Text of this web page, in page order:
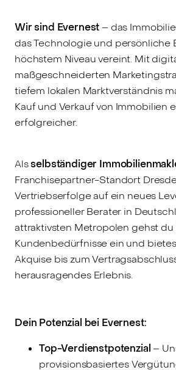
Wir sind Evernest– das
das Technologie und persönliche
höchstem Niveau vereint. Mit
maßgeschneiderten
tiefem lokalen Marktverständnis
Kauf und Verkauf von Immobilien
erfolgreicher.
Alsselbständiger
Franchisepartner-Standort
Vertriebserfolge auf ein neues
professioneller Berater in
attraktivsten Metropolen gehst
Kundenbedürfnisse ein und
Akquise bis zum
herausragendes Erlebnis.
Dein Potenzial bei Evernest:
Top-Verdienstpotenzial–
provisionsbasiertes